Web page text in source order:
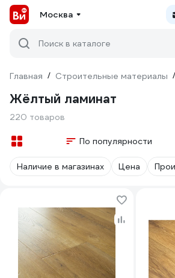
Москва
Поиск в каталоге
Главная / Строительные материалы /
Жёлтый ламинат
220 товаров
По популярности
Наличие в магазинах Цена